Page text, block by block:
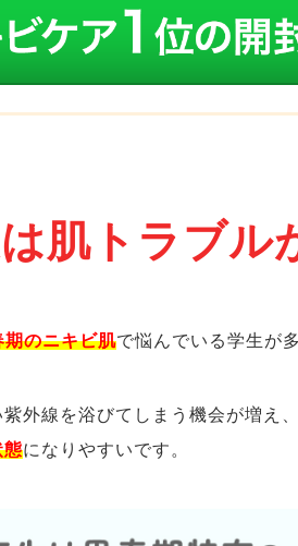
肌トラブル
期のニキビ肌で悩んでいる学生が
外線を浴びてしまう機会が増え
態になりやすいです。